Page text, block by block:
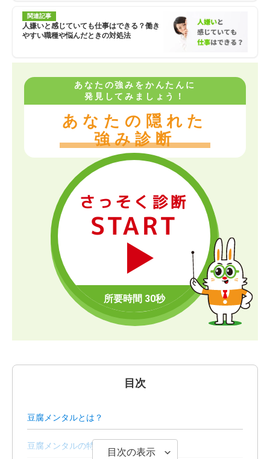
関連記事
人嫌いと感じていても仕事はできる？働き
やすい職種や悩んだときの対処法
あなたの強みをかんたんに
発見してみましょう！
あなたの隠れた
強み診断
さっそく診断
START
目次
豆腐メンタルとは？
豆腐メンタルの特徴
目次の表示